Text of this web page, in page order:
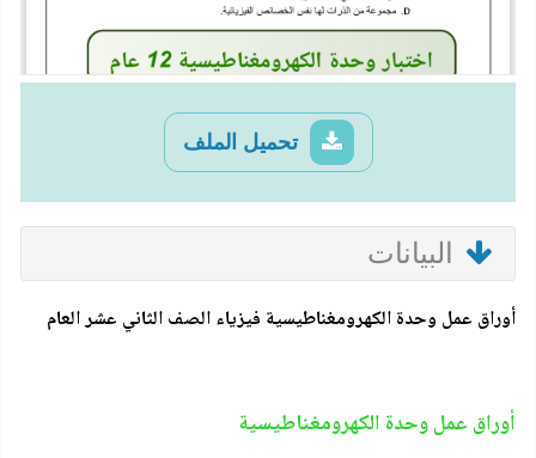
تحميل الملف
البيانات
أوراق عمل وحدة الكهرومغناطيسية فيزياء الصف الثاني عشر العام
أوراق عمل وحدة الكهرومغناطيسية